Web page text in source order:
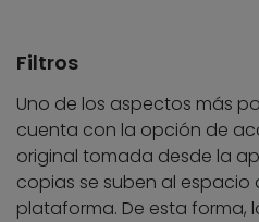
Filtros
Uno de los aspectos más
cuenta con la opción de
original tomada desde la
copias se suben al espacio
plataforma. De esta forma,